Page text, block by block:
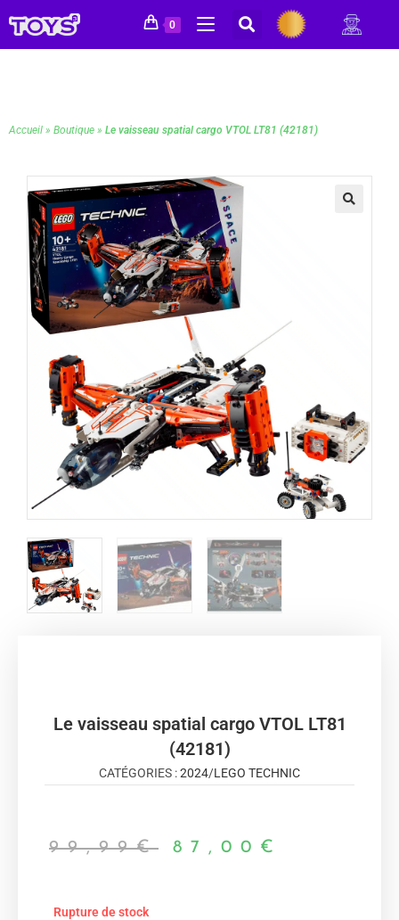
0
Accueil » Boutique » Le vaisseau spatial cargo VTOL LT81 (42181)
Le vaisseau spatial cargo VTOL LT81
(42181)
CATÉGORIES :2024/LEGO TECHNIC
99,99€ 87,00 €
Rupture de stock